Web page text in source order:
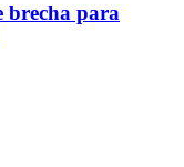
brecha para